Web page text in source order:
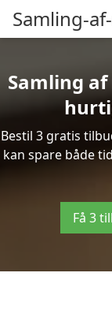
Samling-
Samling
Bestil 3 gratis
kan spare både
Få 3